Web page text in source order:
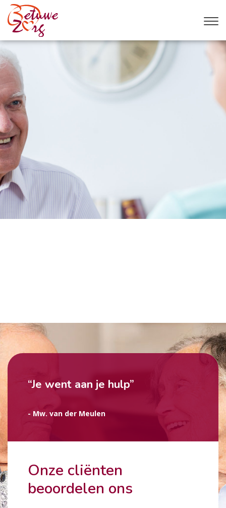
Onze cliënten
beoordelen ons
“Je went aan je hulp”
- Mw. van der Meulen